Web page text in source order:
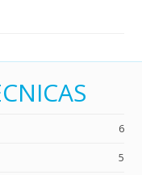
6
5